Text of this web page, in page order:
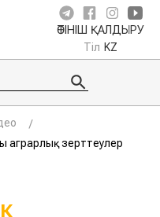
ӨТІНІШ ҚАЛДЫРУ
Тіл KZ
аграрлық зерттеулер